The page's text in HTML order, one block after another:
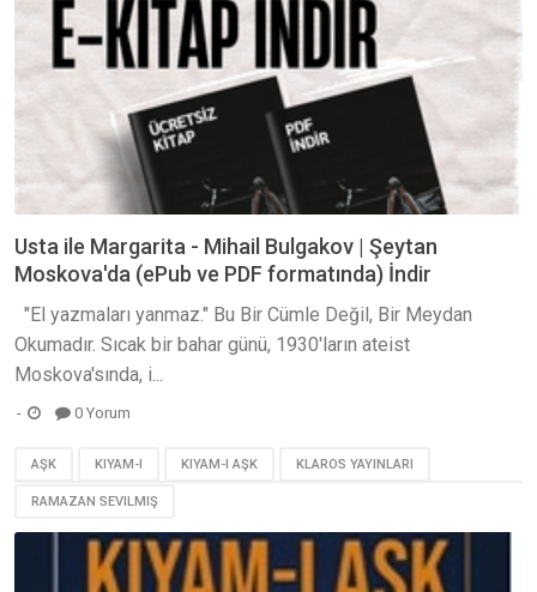
Usta ile Margarita - Mihail Bulgakov | Şeytan
Moskova'da (ePub ve PDF formatında) İndir
"El yazmaları yanmaz." Bu Bir Cümle Değil, Bir Meydan
Okumadır. Sıcak bir bahar günü, 1930'ların ateist
Moskova'sında, i...
0 Yorum
AŞK KIYAM-I KIYAM-I AŞK KLAROS YAYINLARI
RAMAZAN SEVILMIŞ